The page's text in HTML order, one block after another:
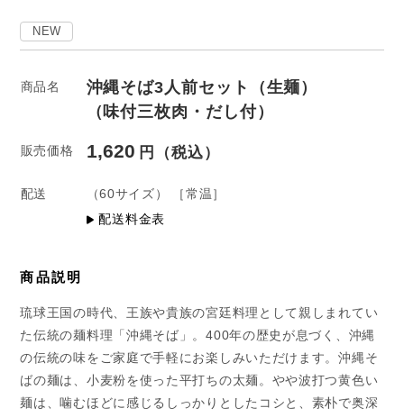
NEW
商品名
沖縄そば3人前セット（生麺）
（味付三枚肉・だし付）
販売価格 1,620
配送 （60サイズ）
［常温］
配送料金表
商品説明
琉球王国の時代、王族や貴族の宮廷料理として親しまれてい
た伝統の麺料理「沖縄そば」。400年の歴史が息づく、沖縄
の伝統の味をご家庭で手軽にお楽しみいただけます。沖縄そ
ばの麺は、小麦粉を使った平打ちの太麺。やや波打つ黄色い
麺は、噛むほどに感じるしっかりとしたコシと、素朴で奥深